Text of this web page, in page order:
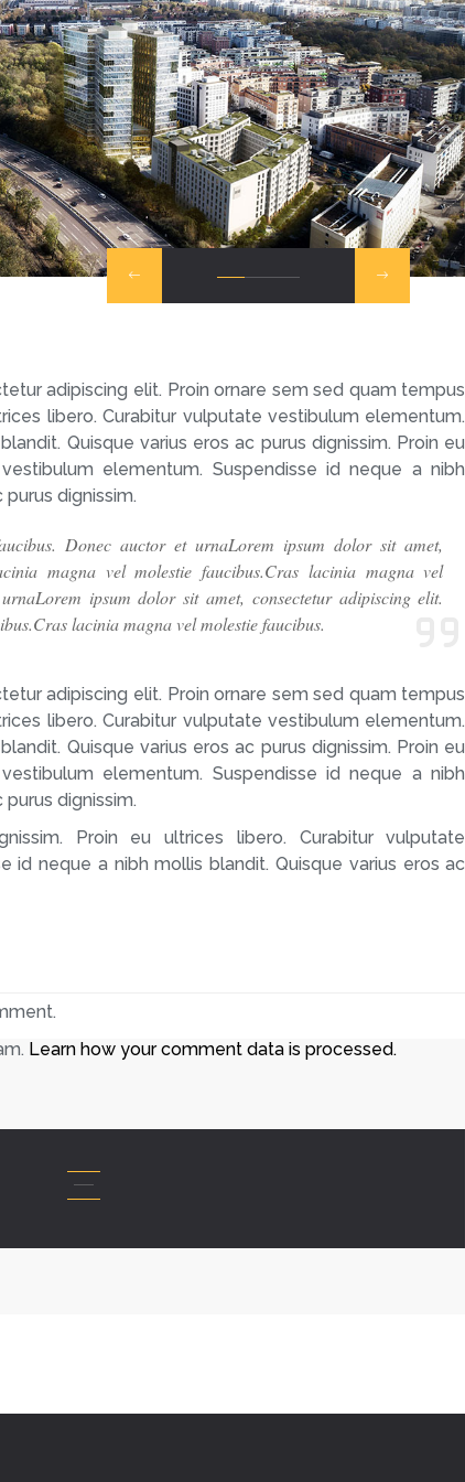
adipiscing elit. Proin ornare sem sed quam tempus
libero. Curabitur vulputate vestibulum elementum.
Quisque varius eros ac purus dignissim. Proin eu
elementum. Suspendisse id neque a nibh
dignissim.
Donec auctor et urnaLorem ipsum dolor sit amet,
magna vel molestie faucibus.Cras lacinia magna vel
ipsum dolor sit amet, consectetur adipiscing elit.
lacinia magna vel molestie faucibus.
adipiscing elit. Proin ornare sem sed quam tempus
libero. Curabitur vulputate vestibulum elementum.
Quisque varius eros ac purus dignissim. Proin eu
elementum. Suspendisse id neque a nibh
dignissim.
Proin eu ultrices libero. Curabitur vulputate
id neque a nibh mollis blandit. Quisque varius eros ac
Learn how your comment data is processed.